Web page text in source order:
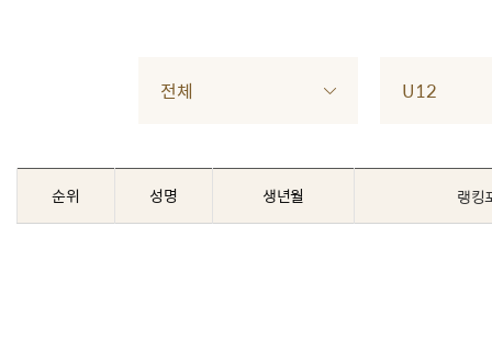
전체 U12
순위 성명 생년월 랭킹